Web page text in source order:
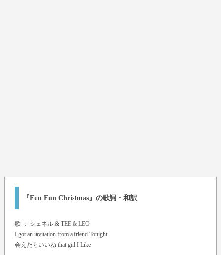
『Fun Fun Christmas』の歌詞・和訳
歌 ： シェネル & TEE & LEO
I got an invitation from a friend Tonight
会えたらいいね that girl I Like